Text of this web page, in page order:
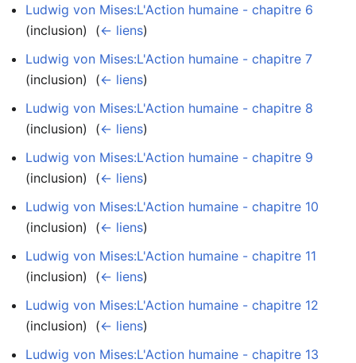
Ludwig von Mises:L'Action humaine - chapitre 6
(inclusion) ‎ (← liens)
Ludwig von Mises:L'Action humaine - chapitre 7
(inclusion) ‎ (← liens)
Ludwig von Mises:L'Action humaine - chapitre 8
(inclusion) ‎ (← liens)
Ludwig von Mises:L'Action humaine - chapitre 9
(inclusion) ‎ (← liens)
Ludwig von Mises:L'Action humaine - chapitre 10
(inclusion) ‎ (← liens)
Ludwig von Mises:L'Action humaine - chapitre 11
(inclusion) ‎ (← liens)
Ludwig von Mises:L'Action humaine - chapitre 12
(inclusion) ‎ (← liens)
Ludwig von Mises:L'Action humaine - chapitre 13